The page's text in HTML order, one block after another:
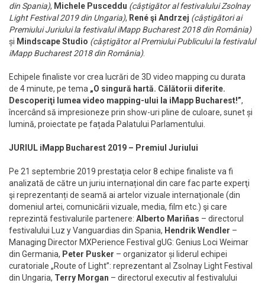
din Spania), Michele Pusceddu (câștigător al festivalului Zsolnay
Light Festival 2019 din Ungaria), René şi Andrzej (câștigători ai
Premiului Juriului la festivalul iMapp Bucharest 2018 din România)
și Mindscape Studio (câștigător al Premiului Publicului la festivalul
iMapp Bucharest 2018 din România).
Echipele finaliste vor crea lucrări de 3D video mapping cu durata
de 4 minute, pe tema „O singură hartă. Călătorii diferite.
Descoperiţi lumea video mapping-ului la iMapp Bucharest!”,
încercând să impresioneze prin show-uri pline de culoare, sunet și
lumină, proiectate pe fațada Palatului Parlamentului.
JURIUL iMapp Bucharest 2019 – Premiul Juriului
Pe 21 septembrie 2019 prestaţia celor 8 echipe finaliste va fi
analizată de către un juriu internațional din care fac parte experţi
şi reprezentanți de seamă ai artelor vizuale internaţionale (din
domeniul artei, comunicării vizuale, media, film etc.) şi care
reprezintă festivalurile partenere: Alberto Mariñas – directorul
festivalului Luz y Vanguardias din Spania, Hendrik Wendler –
Managing Director MXPerience Festival gUG: Genius Loci Weimar
din Germania, Peter Pusker – organizator și liderul echipei
curatoriale „Route of Light”: reprezentant al Zsolnay Light Festival
din Ungaria, Terry Morgan – directorul executiv al festivalului